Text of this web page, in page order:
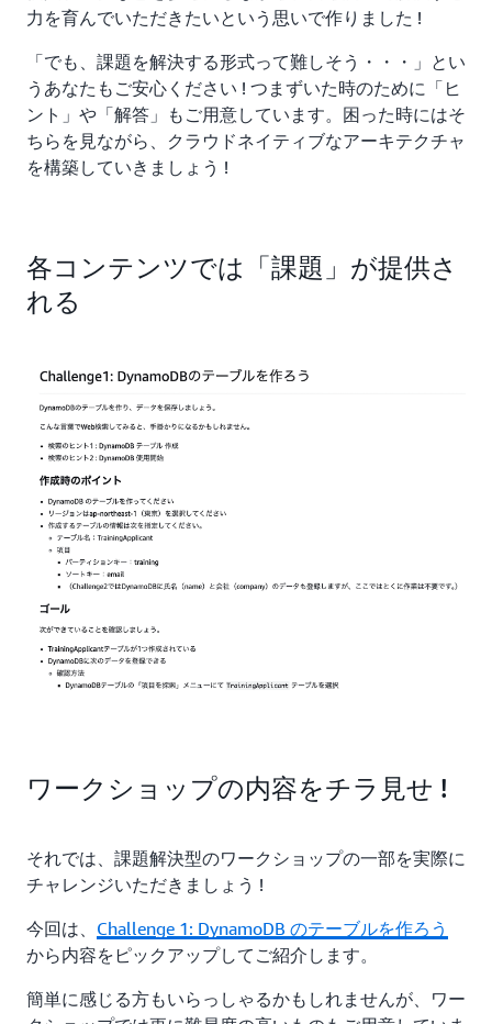
力を育んでいただきたいという思いで作りました !
「でも、課題を解決する形式って難しそう・・・」とい
うあなたもご安心ください ! つまずいた時のために「ヒ
ント」や「解答」もご用意しています。困った時にはそ
ちらを見ながら、クラウドネイティブなアーキテクチャ
を構築していきましょう !
各コンテンツでは「課題」が提供さ
れる
ワークショップの内容をチラ見せ !
それでは、課題解決型のワークショップの一部を実際に
チャレンジいただきましょう !
今回は、 Challenge 1: DynamoDB のテーブルを作ろう
から内容をピックアップしてご紹介します。
簡単に感じる方もいらっしゃるかもしれませんが、ワー